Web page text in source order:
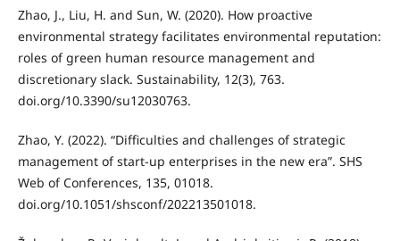
Zhao, J., Liu, H. and Sun, W. (2020). How proactive
environmental strategy facilitates environmental reputation:
roles of green human resource management and
discretionary slack. Sustainability, 12(3), 763.
doi.org/10.3390/su12030763.
Zhao, Y. (2022). “Difficulties and challenges of strategic
management of start-up enterprises in the new era”. SHS
Web of Conferences, 135, 01018.
doi.org/10.1051/shsconf/202213501018.